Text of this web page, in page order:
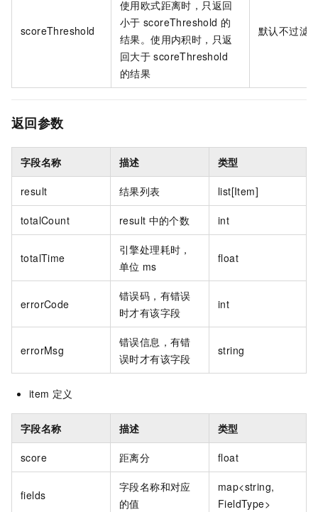
scoreThreshold
使用欧式距离时，只返回
小于 scoreThreshold 的
结果。使用内积时，只返
回大于 scoreThreshold
的结果
默认不过滤
返回参数
字段名称 描述 类型
result 结果列表 list[Item]
totalCount result 中的个数 int
totalTime
引擎处理耗时，
单位 ms
float
errorCode
错误码，有错误
时才有该字段
int
errorMsg
错误信息，有错
误时才有该字段
string
item 定义
字段名称 描述 类型
score 距离分 float
fields
字段名称和对应
的值
map<string,
FieldType>